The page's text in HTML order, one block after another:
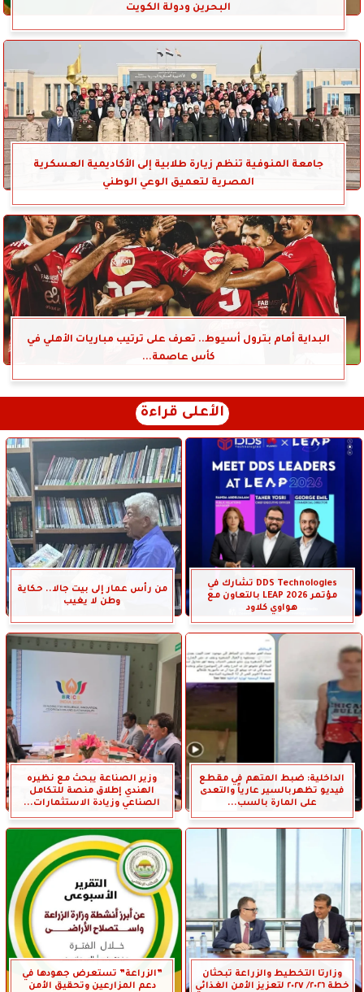
البحرين ودولة الكويت
جامعة المنوفية تنظم زيارة طلابية إلى الأكاديمية العسكرية
المصرية لتعميق الوعي الوطني
البداية أمام بترول أسيوط.. تعرف على ترتيب مباريات الأهلي في
كأس عاصمة...
الأعلى قراءة
DDS Technologies تشارك في
مؤتمر LEAP 2026 بالتعاون مع
هواوي كلاود
من رأس عمار إلى بيت جالا.. حكاية
وطن لا يغيب
الداخلية: ضبط المتهم في مقطع
فيديو تظهربالسير عارياً والتعدى
على المارة بالسب...
وزير الصناعة يبحث مع نظيره
الهندي إطلاق منصة للتكامل
الصناعي وزيادة الاستثمارات...
وزارتا التخطيط والزراعة تبحثان
خطة ٢٠٢٦/ ٢٠٢٧ لتعزيز الأمن الغذائي
”الزراعة” تستعرض جهودها في
دعم المزارعين وتحقيق الأمن